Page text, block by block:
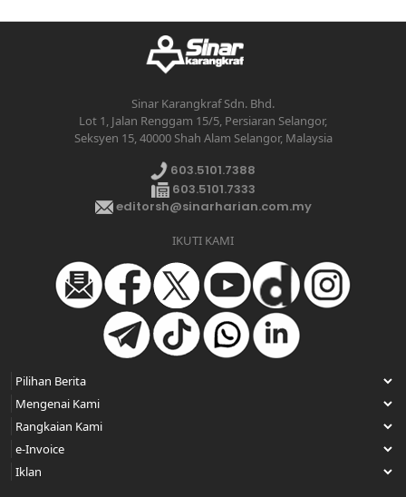
Sinar Karangkraf Sdn. Bhd.
Lot 1, Jalan Renggam 15/5, Persiaran Selangor,
Seksyen 15, 40000 Shah Alam Selangor, Malaysia
603.5101.7388
603.5101.7333
editorsh@sinarharian.com.my
IKUTI KAMI